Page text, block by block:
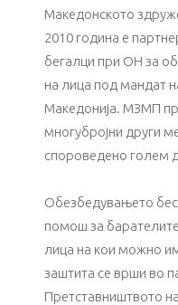
Македонското
2010 година е
бегалци при ОН за
на лица под мандат
Македонија. МЗМП
многубројни други
спорoведено голем
Обезбедувањето
помош за
лица на кои можно
заштита се врши во
Претставништвото